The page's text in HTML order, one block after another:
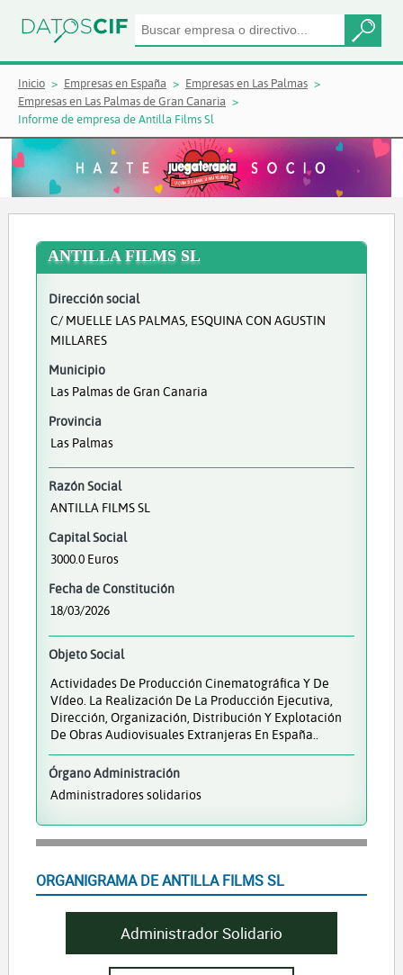
Inicio Empresas en España
Empresas en Las Palmas
Empresas en Las Palmas de Gran Canaria
Informe de empresa de Antilla Films Sl
ANTILLA FILMS SL
Dirección social
C/ MUELLE LAS PALMAS, ESQUINA CON AGUSTIN
MILLARES
Municipio
Las Palmas de Gran Canaria
Provincia
Las Palmas
Razón Social
ANTILLA FILMS SL
Capital Social
3000.0 Euros
Fecha de Constitución
18/03/2026
Objeto Social
Actividades De Producción Cinematográfica Y De
Vídeo. La Realización De La Producción Ejecutiva,
Dirección, Organización, Distribución Y Explotación
De Obras Audiovisuales Extranjeras En España..
Órgano Administración
Administradores solidarios
ORGANIGRAMA DE ANTILLA FILMS SL
Administrador Solidario